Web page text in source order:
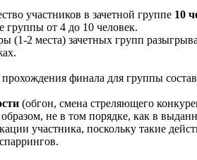
участников в зачетной группе 10
группы от 4 до 10 человек.
(1-2 места) зачетных групп
финала для группы
(обгон, смена стреляющего
не в том порядке, как в
участника, поскольку такие